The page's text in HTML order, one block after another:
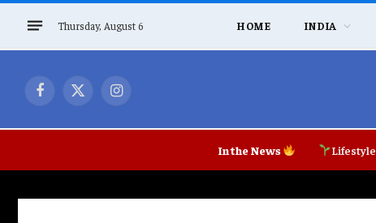
Thursday, August 6 HOME INDIA
Facebook
X
Instagram
In the News Lifestyle